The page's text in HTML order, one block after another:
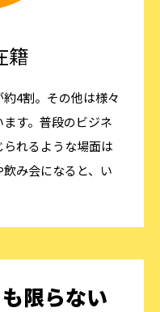
籍
4割。その他は様々
す。普段のビジネ
れるような場面は
み会になると、い
限らない